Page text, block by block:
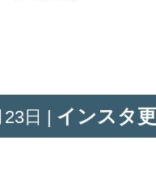
日 | インスタ